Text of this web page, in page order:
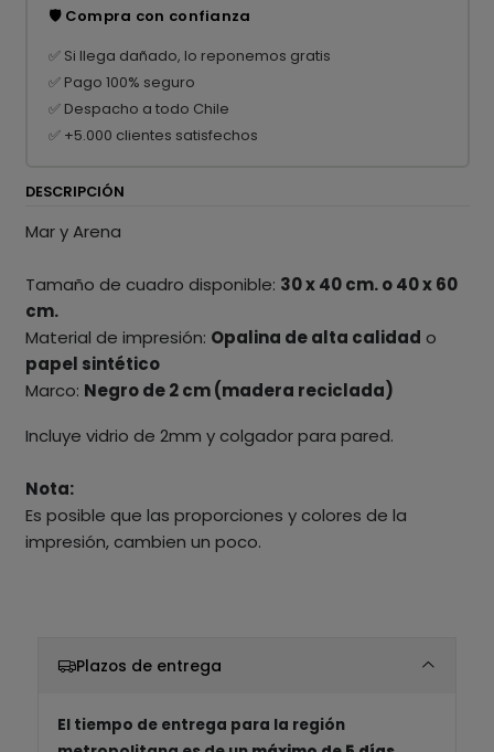
🛡️ Compra con confianza
✅ Si llega dañado, lo reponemos gratis
✅ Pago 100% seguro
✅ Despacho a todo Chile
✅ +5.000 clientes satisfechos
DESCRIPCIÓN
Mar y Arena
Tamaño de cuadro disponible: 30 x 40 cm. o 40 x 60
cm.
Material de impresión: Opalina de alta calidad o
papel sintético
Marco: Negro de 2 cm (madera reciclada)
Incluye vidrio de 2mm y colgador para pared.
Nota:
Es posible que las proporciones y colores de la
impresión, cambien un poco.
Plazos de entrega
El tiempo de entrega para la región